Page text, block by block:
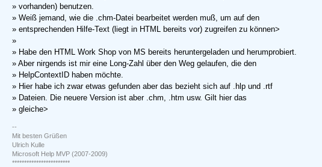
» vorhanden) benutzen.
» Weiß jemand, wie die .chm-Datei bearbeitet werden muß, um auf den
» entsprechenden Hilfe-Text (liegt in HTML bereits vor) zugreifen zu können>
»
» Habe den HTML Work Shop von MS bereits heruntergeladen und herumprobiert.
» Aber nirgends ist mir eine Long-Zahl über den Weg gelaufen, die den
» HelpContextID haben möchte.
» Hier habe ich zwar etwas gefunden aber das bezieht sich auf .hlp und .rtf
» Dateien. Die neuere Version ist aber .chm, .htm usw. Gilt hier das
» gleiche>
--
Mit besten Grüßen
Ulrich Kulle
Microsoft Help MVP (2007-2009)
************************